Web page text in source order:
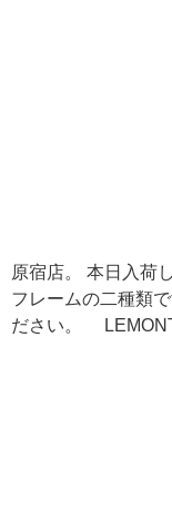
原宿店。 本日入荷
フレームの二種類
ださい。